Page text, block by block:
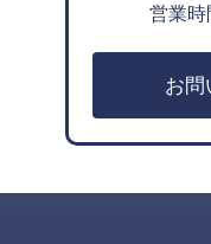
営業
お問